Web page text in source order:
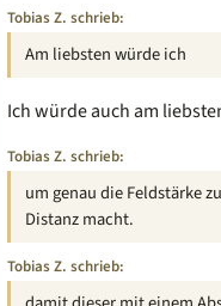
Tobias Z. schrieb:
Am liebsten würde ich
Ich würde auch am
Tobias Z. schrieb:
um genau die Feldstärke
Distanz macht.
Tobias Z. schrieb: